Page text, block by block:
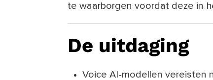
te waarborgen voordat deze in
De uitdaging
Voice AI-modellen vereisten